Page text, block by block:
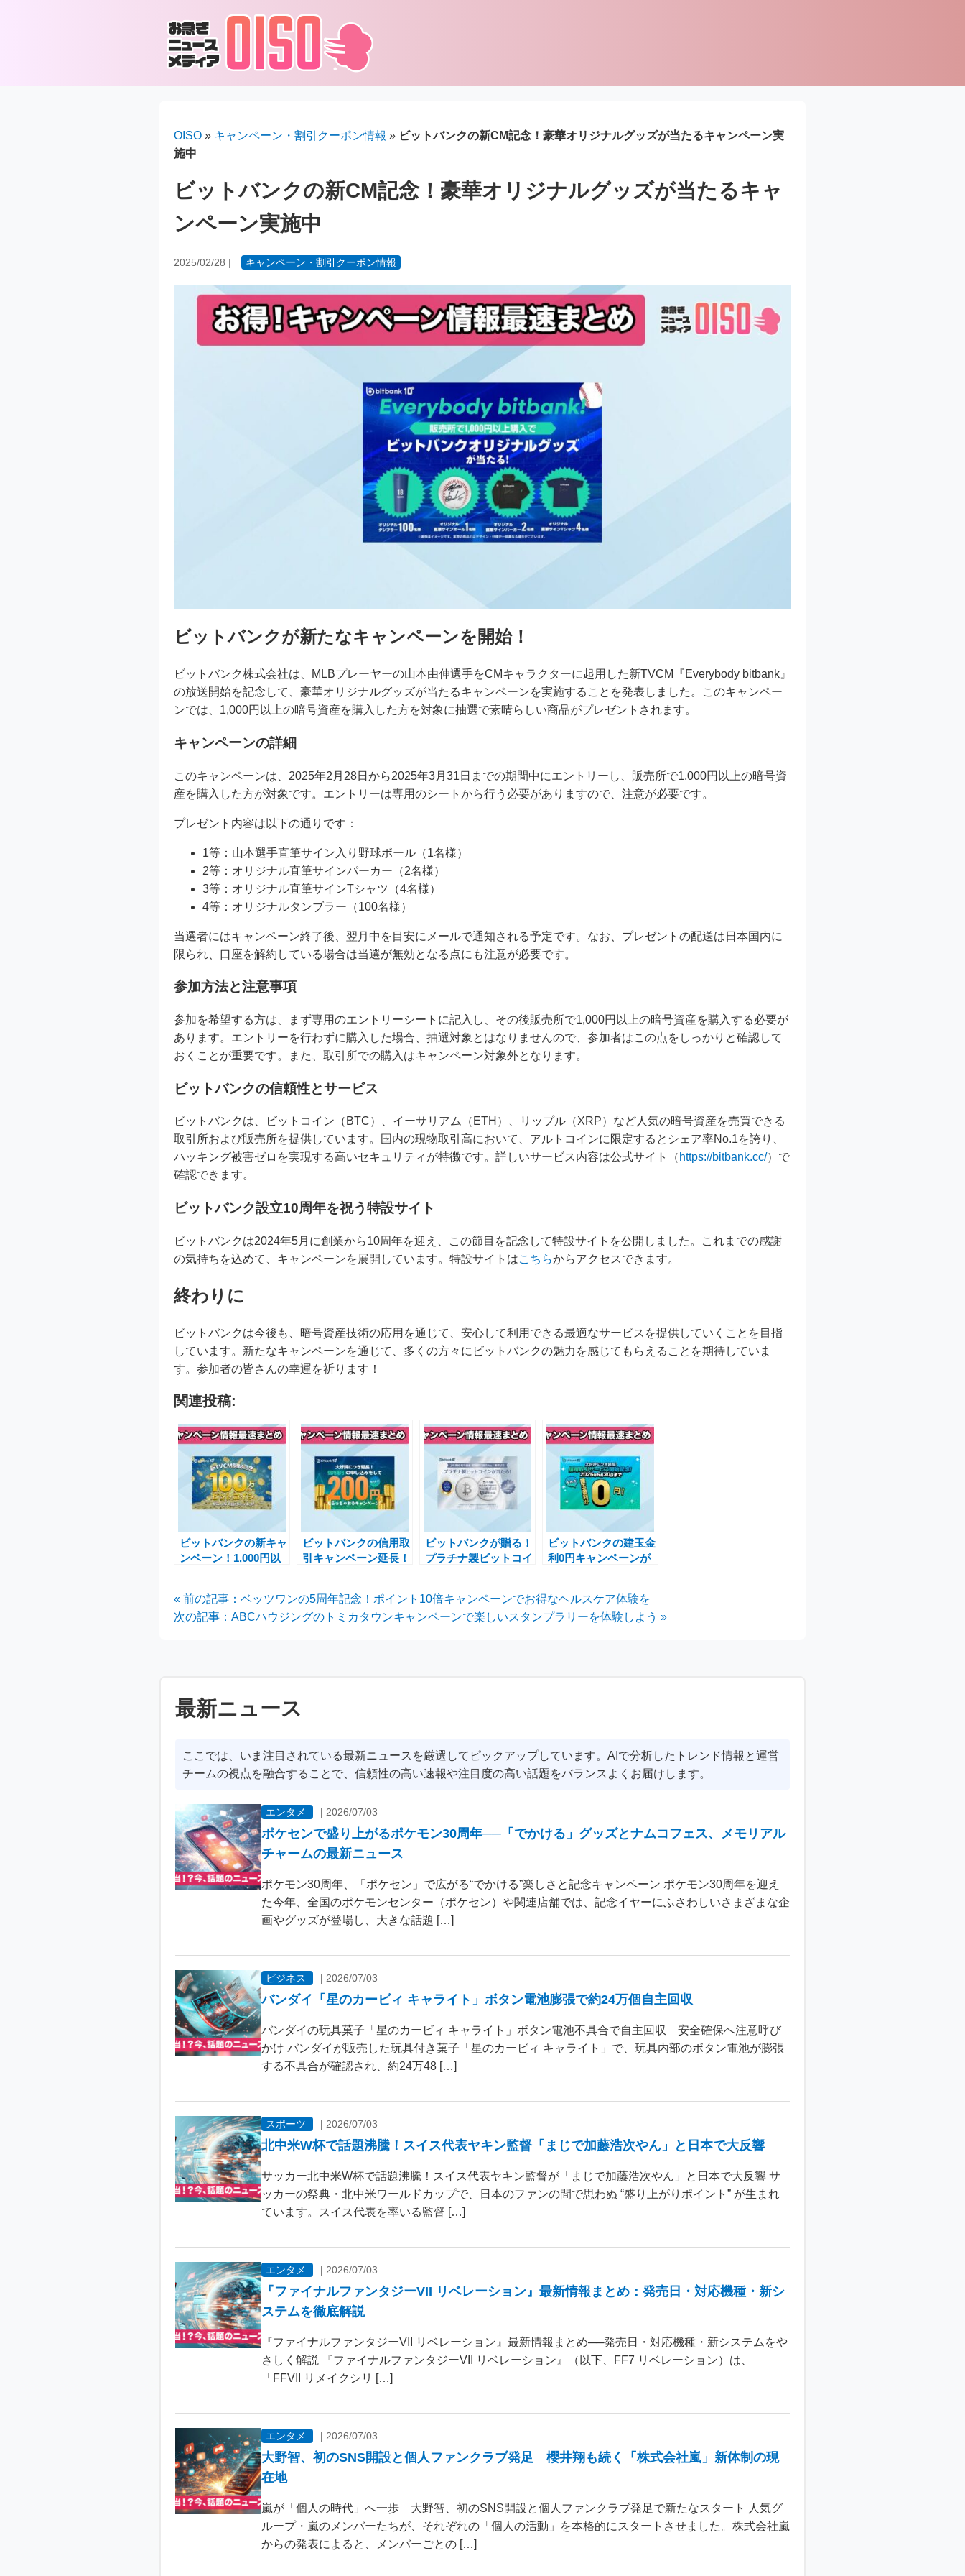
OISO » キャンペーン・割引クーポン情報 » ビットバンクの新CM記念！豪華オリジナルグッズが当たるキャンペーン実
施中
ビットバンクの新CM記念！豪華オリジナルグッズが当たるキャ
ンペーン実施中
2025/02/28 | キャンペーン・割引クーポン情報
ビットバンクが新たなキャンペーンを開始！
ビットバンク株式会社は、MLBプレーヤーの山本由伸選手をCMキャラクターに起用した新TVCM『Everybody bitbank』
の放送開始を記念して、豪華オリジナルグッズが当たるキャンペーンを実施することを発表しました。このキャンペー
ンでは、1,000円以上の暗号資産を購入した方を対象に抽選で素晴らしい商品がプレゼントされます。
キャンペーンの詳細
このキャンペーンは、2025年2月28日から2025年3月31日までの期間中にエントリーし、販売所で1,000円以上の暗号資
産を購入した方が対象です。エントリーは専用のシートから行う必要がありますので、注意が必要です。
プレゼント内容は以下の通りです：
1等：山本選手直筆サイン入り野球ボール（1名様）
2等：オリジナル直筆サインパーカー（2名様）
3等：オリジナル直筆サインTシャツ（4名様）
4等：オリジナルタンブラー（100名様）
当選者にはキャンペーン終了後、翌月中を目安にメールで通知される予定です。なお、プレゼントの配送は日本国内に
限られ、口座を解約している場合は当選が無効となる点にも注意が必要です。
参加方法と注意事項
参加を希望する方は、まず専用のエントリーシートに記入し、その後販売所で1,000円以上の暗号資産を購入する必要が
あります。エントリーを行わずに購入した場合、抽選対象とはなりませんので、参加者はこの点をしっかりと確認して
おくことが重要です。また、取引所での購入はキャンペーン対象外となります。
ビットバンクの信頼性とサービス
ビットバンクは、ビットコイン（BTC）、イーサリアム（ETH）、リップル（XRP）など人気の暗号資産を売買できる
取引所および販売所を提供しています。国内の現物取引高において、アルトコインに限定するとシェア率No.1を誇り、
ハッキング被害ゼロを実現する高いセキュリティが特徴です。詳しいサービス内容は公式サイト（ https://bitbank.cc/）で
確認できます。
ビットバンク設立10周年を祝う特設サイト
ビットバンクは2024年5月に創業から10周年を迎え、この節目を記念して特設サイトを公開しました。これまでの感謝
の気持ちを込めて、キャンペーンを展開しています。特設サイトはこちらからアクセスできます。
終わりに
ビットバンクは今後も、暗号資産技術の応用を通じて、安心して利用できる最適なサービスを提供していくことを目指
しています。新たなキャンペーンを通じて、多くの方々にビットバンクの魅力を感じてもらえることを期待していま
す。参加者の皆さんの幸運を祈ります！
関連投稿:
ビットバンクの新キャ
ンペーン！1,000円以
ビットバンクの信用取
引キャンペーン延長！
ビットバンクが贈る！
プラチナ製ビットコイ
念」キャンペーン
ビットバンクの建玉金
利0円キャンペーンが
« 前の記事：ベッツワンの5周年記念！ポイント10倍キャンペーンでお得なヘルスケア体験を
次の記事：ABCハウジングのトミカタウンキャンペーンで楽しいスタンプラリーを体験しよう »
最新ニュース
ここでは、いま注目されている最新ニュースを厳選してピックアップしています。AIで分析したトレンド情報と運営
チームの視点を融合することで、信頼性の高い速報や注目度の高い話題をバランスよくお届けします。
エンタメ | 2026/07/03
ポケセンで盛り上がるポケモン30周年──「でかける」グッズとナムコフェス、メモリアル
チャームの最新ニュース
ポケモン30周年、「ポケセン」で広がる“でかける”楽しさと記念キャンペーン ポケモン30周年を迎え
た今年、全国のポケモンセンター（ポケセン）や関連店舗では、記念イヤーにふさわしいさまざまな企
画やグッズが登場し、大きな話題 […]
ビジネス | 2026/07/03
バンダイ「星のカービィ キャライト」ボタン電池膨張で約24万個自主回収
バンダイの玩具菓子「星のカービィ キャライト」ボタン電池不具合で自主回収 安全確保へ注意呼び
かけ バンダイが販売した玩具付き菓子「星のカービィ キャライト」で、玩具内部のボタン電池が膨張
する不具合が確認され、約24万48 […]
スポーツ | 2026/07/03
北中米W杯で話題沸騰！スイス代表ヤキン監督「まじで加藤浩次やん」と日本で大反響
サッカー北中米W杯で話題沸騰！スイス代表ヤキン監督が「まじで加藤浩次やん」と日本で大反響 サ
ッカーの祭典・北中米ワールドカップで、日本のファンの間で思わぬ “盛り上がりポイント” が生まれ
ています。スイス代表を率いる監督 […]
エンタメ | 2026/07/03
『ファイナルファンタジーVII リベレーション』最新情報まとめ：発売日・対応機種・新シ
ステムを徹底解説
『ファイナルファンタジーVII リベレーション』最新情報まとめ──発売日・対応機種・新システムをや
さしく解説 『ファイナルファンタジーVII リベレーション』（以下、FF7 リベレーション）は、
「FFVII リメイクシリ […]
エンタメ | 2026/07/03
大野智、初のSNS開設と個人ファンクラブ発足 櫻井翔も続く「株式会社嵐」新体制の現
在地
嵐が「個人の時代」へ一歩 大野智、初のSNS開設と個人ファンクラブ発足で新たなスタート 人気グ
ループ・嵐のメンバーたちが、それぞれの「個人の活動」を本格的にスタートさせました。株式会社嵐
からの発表によると、メンバーごとの […]